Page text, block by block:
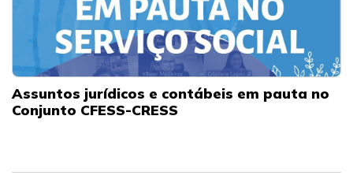
Assuntos jurídicos e contábeis em pauta no
Conjunto CFESS-CRESS